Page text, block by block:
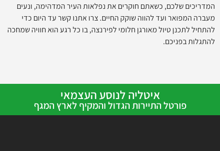
המדריכים שלכם, כשאתם חוקרים את נפלאות העיר המדהימה, ונעים
מעברה המפואר ועד להווה שוקק החיים. צרו אתנו קשר עד היום כדי
להתחיל לתכנן טיול מאורגן חלומי לפירנצה, בו כל רגע הוא חוויה שמחכה
להתגלות בפניכם.
איטליה לנוסע העצמאי
פורטל התיירות הגדול והמקיף לארץ המגף